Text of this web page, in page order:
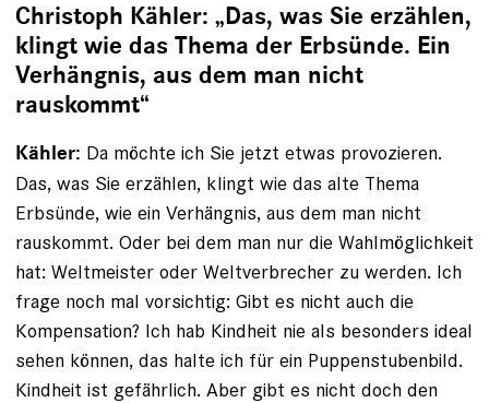
Christoph Kähler: „Das, was Sie erzählen,
klingt wie das Thema der Erbsünde. Ein
Verhängnis, aus dem man nicht
rauskommt“
Kähler: Da möchte ich Sie jetzt etwas provozieren.
Das, was Sie erzählen, klingt wie das alte Thema
Erbsünde, wie ein Verhängnis, aus dem man nicht
rauskommt. Oder bei dem man nur die Wahlmöglichkeit
hat: Weltmeister oder Weltverbrecher zu werden. Ich
frage noch mal vorsichtig: Gibt es nicht auch die
Kompensation? Ich hab Kindheit nie als besonders ideal
sehen können, das halte ich für ein Puppenstubenbild.
Kindheit ist gefährlich. Aber gibt es nicht doch den